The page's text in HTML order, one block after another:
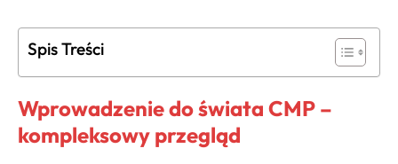
Spis Treści
Wprowadzenie do świata CMP –
kompleksowy przegląd